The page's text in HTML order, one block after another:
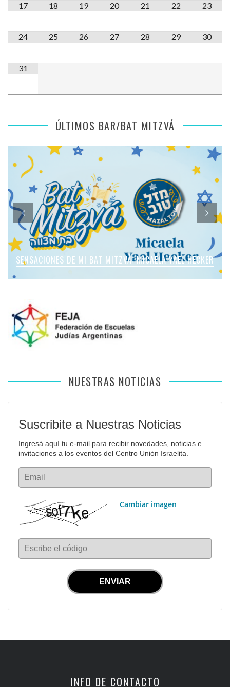
17 18 19 20 21 22 23
24 25 26 27 28 29 30
31
ÚLTIMOS BAR/BAT MITZVÁ
SENSACIONES DE MI BAT MITZVÁ: MICAELA YAEL HECKER
SENSACIONES DE MI BAT MITZVÁ: MARTINA SOL LEVY
SENSACIONES DE MI BAT MITZVÁ: MICAELA ROMANO
APFELBAUM
SENSACIONES DE MI BAT MITZVÁ: VIOLETA LIEBMAN
SENSACIONES EN MI BAR MITZVÁ: VITALI GUIDA
NUESTRAS NOTICIAS
Suscribite a Nuestras Noticias
Ingresá aquí tu e-mail para recibir novedades, noticias e
invitaciones a los eventos del Centro Unión Israelita.
Email
Cambiar imagen
Escribe el código
INFO DE CONTACTO